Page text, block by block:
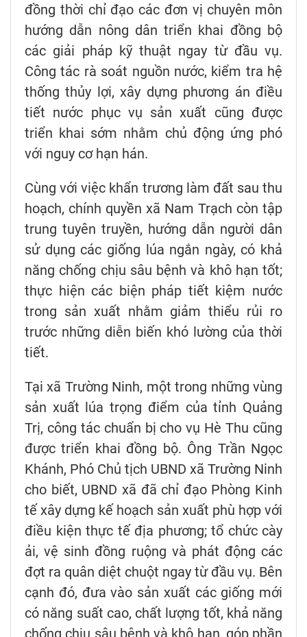
đồng thời chỉ đạo các đơn vị chuyên môn
hướng dẫn nông dân triển khai đồng bộ
các giải pháp kỹ thuật ngay từ đầu vụ.
Công tác rà soát nguồn nước, kiểm tra hệ
thống thủy lợi, xây dựng phương án điều
tiết nước phục vụ sản xuất cũng được
triển khai sớm nhằm chủ động ứng phó
với nguy cơ hạn hán.
Cùng với việc khẩn trương làm đất sau thu
hoạch, chính quyền xã Nam Trạch còn tập
trung tuyên truyền, hướng dẫn người dân
sử dụng các giống lúa ngắn ngày, có khả
năng chống chịu sâu bệnh và khô hạn tốt;
thực hiện các biện pháp tiết kiệm nước
trong sản xuất nhằm giảm thiểu rủi ro
trước những diễn biến khó lường của thời
tiết.
Tại xã Trường Ninh, một trong những vùng
sản xuất lúa trọng điểm của tỉnh Quảng
Trị, công tác chuẩn bị cho vụ Hè Thu cũng
được triển khai đồng bộ. Ông Trần Ngọc
Khánh, Phó Chủ tịch UBND xã Trường Ninh
cho biết, UBND xã đã chỉ đạo Phòng Kinh
tế xây dựng kế hoạch sản xuất phù hợp với
điều kiện thực tế địa phương; tổ chức cày
ải, vệ sinh đồng ruộng và phát động các
đợt ra quân diệt chuột ngay từ đầu vụ. Bên
cạnh đó, đưa vào sản xuất các giống mới
có năng suất cao, chất lượng tốt, khả năng
chống chịu sâu bệnh và khô hạn, góp phần